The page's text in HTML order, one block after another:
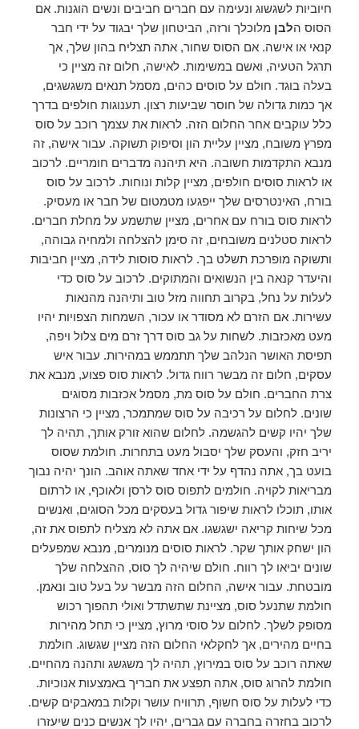
חיוביות לשגשוג ונעימה עם חברים חביבים ונשים הוגנות. אם
הסוס הלבן מלוכלך ורזה, הביטחון שלך יבגוד על ידי חבר
קנאי או אישה. אם הסוס שחור, אתה תצליח בהון שלך, אך
תרגל הטעיה, ואשם במשימות. לאישה, חלום זה מציין כי
בעלה בוגד. חולם על סוסים כהים, מסמל תנאים משגשגים,
אך כמות גדולה של חוסר שביעות רצון. תענוגות חולפים בדרך
כלל עוקבים אחר החלום הזה. לראות את עצמך רוכב על סוס
מפרץ משובח, מציין עליית הון וסיפוק תשוקה. עבור אישה, זה
מנבא התקדמות חשובה. היא תיהנה מדברים חומריים. לרכוב
או לראות סוסים חולפים, מציין קלות ונוחות. לרכוב על סוס
בורח, האינטרסים שלך ייפגעו מטמטום של חבר או מעסיק.
לראות סוס בורח עם אחרים, מציין שתשמע על מחלת חברים.
לראות סטלנים משובחים, זה סימן להצלחה ולמחיה גבוהה,
ותשוקה מופרכת תשלט בך. לראות סוסות לידה, מציין חביבות
והיעדר קנאה בין הנשואים והמתוקים. לרכוב על סוס כדי
לעלות על נחל, בקרוב תחווה מזל טוב ותיהנה מהנאות
עשירות. אם הזרם לא מסודר או עכור, השמחות הצפויות יהיו
מעט מאכזבות. לשחות על גב סוס דרך זרם מים צלול ויפה,
תפיסת האושר הנלהב שלך תתממש במהירות. עבור איש
עסקים, חלום זה מבשר רווח גדול. לראות סוס פצוע, מנבא את
צרת החברים. חולם על סוס מת, מסמל אכזבות מסוגים
שונים. לחלום על רכיבה על סוס שמתמכר, מציין כי הרצונות
שלך יהיו קשים להגשמה. לחלום שהוא זורק אותך, תהיה לך
יריב חזק, והעסק שלך יסבול מעט בתחרות. חולמת שסוס
בועט בך, אתה נהדף על ידי אחד שאתה אוהב. הונך יהיה נבוך
מבריאות לקויה. חולמים לתפוס סוס לרסן ולאוכף, או לרתום
אותו, תוכלו לראות שיפור גדול בעסקים מכל הסוגים, ואנשים
מכל שיחות קריאה ישגשגו. אם אתה לא מצליח לתפוס את זה,
הון ישחק אותך שקר. לראות סוסים מנומרים, מנבא שמפעלים
שונים יביאו לך רווח. חולם שיהיה לך סוס, ההצלחה שלך
מובטחת. עבור אישה, החלום הזה מבשר על בעל טוב ונאמן.
חולמת שתנעל סוס, מציינת שתשתדל ואולי תהפוך רכוש
מסופק לשלך. לחלום על סוסי מרוץ, מציין כי תחל מהירות
בחיים מהירים, אך לחקלאי החלום הזה מציין שגשוג. חולמת
שאתה רוכב על סוס במירוץ, תהיה לך משגשג ותהנה מהחיים.
חולמת להרוג סוס, אתה תפצע את חבריך באמצעות אנוכיות.
כדי לעלות על סוס חשוף, תרוויח עושר וקלות במאבקים קשים.
לרכוב בחזרה בחברה עם גברים, יהיו לך אנשים כנים שיעזרו